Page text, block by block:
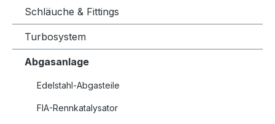
Schläuche & Fittings
Turbosystem
Abgasanlage
Edelstahl-Abgasteile
FIA-Rennkatalysator